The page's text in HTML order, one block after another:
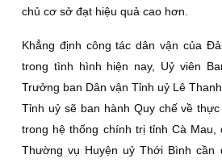
chủ cơ sở đạt hiệu quả cao hơn.
Khẳng định công tác dân vận của
trong tình hình hiện nay, Uỷ viên
Trưởng ban Dân vận Tỉnh uỷ Lê
Tỉnh uỷ sẽ ban hành Quy chế về
trong hệ thống chính trị tỉnh Cà Mau,
Thường vụ Huyện uỷ Thới Bình cần